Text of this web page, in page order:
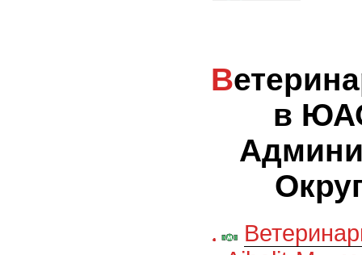
Ветеринарные клиники
в